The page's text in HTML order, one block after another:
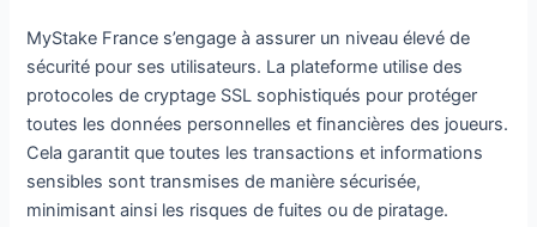
MyStake France s’engage à assurer un niveau élevé de
sécurité pour ses utilisateurs. La plateforme utilise des
protocoles de cryptage SSL sophistiqués pour protéger
toutes les données personnelles et financières des joueurs.
Cela garantit que toutes les transactions et informations
sensibles sont transmises de manière sécurisée,
minimisant ainsi les risques de fuites ou de piratage.